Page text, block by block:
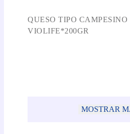
QUESO TIPO
VIOLIFE*200GR
MOSTRAR